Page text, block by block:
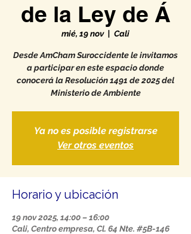
de la Ley de Á
mié, 19 nov
  |
Cali
Desde AmCham Suroccidente le invitamos
a participar en este espacio donde
conocerá la Resolución 1491 de 2025 del
Ministerio de Ambiente
Ya no es posible registrarse
Ver otros eventos
Horario y ubicación
19 nov 2025, 14:00 – 16:00
Cali, Centro empresa, Cl. 64 Nte. #5B-146